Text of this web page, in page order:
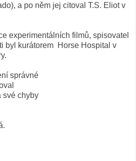
a po něm jej citoval T.S. Eliot v
experimentálních filmů, spisovatel
byl kurátorem Horse Hospital v
správné
své chyby